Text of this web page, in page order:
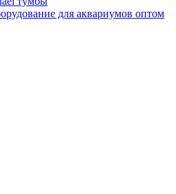
для аквариумов оптом